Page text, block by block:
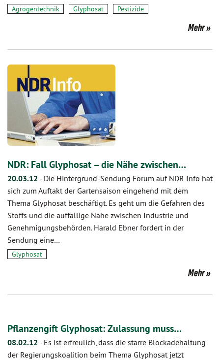
Agrogentechnik Glyphosat Pestizide
Mehr
NDR: Fall Glyphosat – die Nähe zwischen…
20.03.12 - Die Hintergrund-Sendung Forum auf NDR Info hat
sich zum Auftakt der Gartensaison eingehend mit dem
Thema Glyphosat beschäftigt. Es geht um die Gefahren des
Stoffs und die auffällige Nähe zwischen Industrie und
Genehmigungsbehörden. Harald Ebner fordert in der
Sendung eine…
Glyphosat
Mehr
Pflanzengift Glyphosat: Zulassung muss…
08.02.12 - Es ist erfreulich, dass die starre Blockadehaltung
der Regierungskoalition beim Thema Glyphosat jetzt